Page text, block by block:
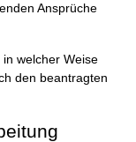
Ansprüche
welcher Weise
den beantragten